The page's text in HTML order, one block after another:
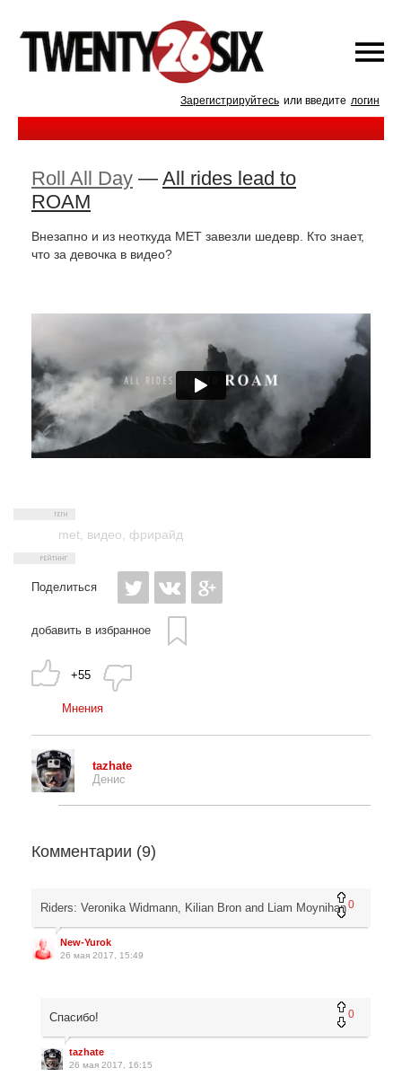
Зарегистрируйтесь или введите логин
Roll All Day — All rides lead to
ROAM
Внезапно и из неоткуда MET завезли шедевр. Кто знает,
что за девочка в видео?
met видео фрирайд
Поделиться
добавить в избранное
+55
Мнения
tazhate
Денис
Комментарии (9)
0
Riders: Veronika Widmann, Kilian Bron and Liam Moynihan
New-Yurok
26 мая 2017, 15:49
0
Спасибо!
tazhate
26 мая 2017, 16:15